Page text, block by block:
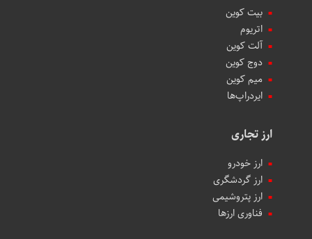
بیت کوین
اتریوم
آلت کوین
دوج کوین
میم کوین‌
ایردراپ‌ها
ارز تجاری
ارز خودرو
ارز گردشگری
ارز پتروشیمی
فناوری ارزها